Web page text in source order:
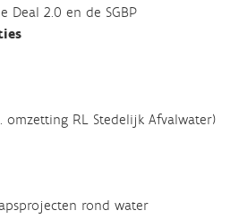
Deal 2.0 en de SGBP
RL Stedelijk Afvalwater)
rond water